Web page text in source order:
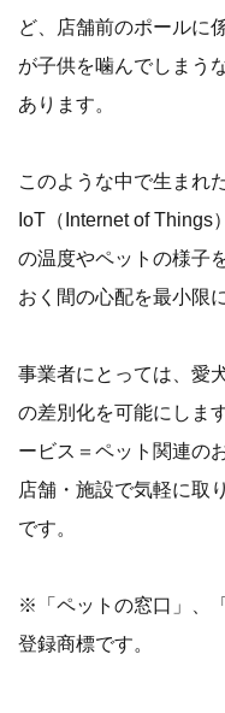
ど、店舗前のポールに
が子供を噛んでしまう
あります。
このような中で生まれ
IoT（Internet of Things
の温度やペットの様子
おく間の心配を最小限
事業者にとっては、愛
の差別化を可能にしま
ービス＝ペット関連の
店舗・施設で気軽に取
です。
※「ペットの窓口」、
登録商標です。